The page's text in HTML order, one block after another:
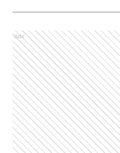
Ads